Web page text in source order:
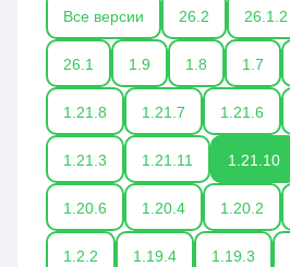
Все версии 26.2 26.1.2
26.1 1.9 1.8 1.7
1.21.8 1.21.7 1.21.6
1.21.3 1.21.11 1.21.10
1.20.6 1.20.4 1.20.2
1.2.2 1.19.4 1.19.3